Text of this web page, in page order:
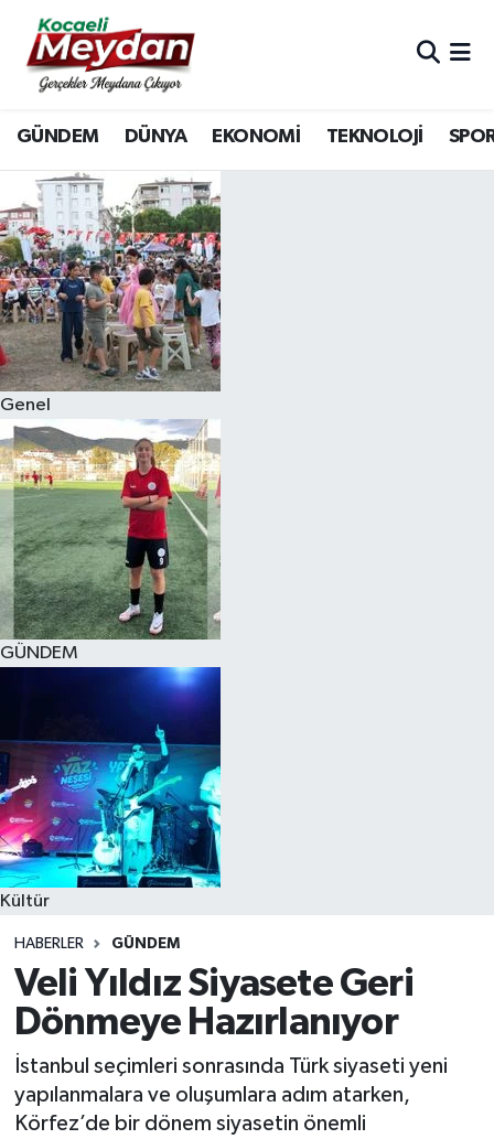
GÜNDEM DÜNYA EKONOMİ TEKNOLOJİ
Genel
GÜNDEM
Kültür
HABERLER GÜNDEM
Veli Yıldız Siyasete Geri
Dönmeye Hazırlanıyor
İstanbul seçimleri sonrasında Türk siyaseti yeni
yapılanmalara ve oluşumlara adım atarken,
Körfez’de bir dönem siyasetin önemli
Nöbetçi Eczaneler
Hava Durumu
Trafik Durumu
Süper Lig Puan Durumu ve Fikstür
Tüm Manşetler
Son Dakika Haberleri
Haber Arşivi